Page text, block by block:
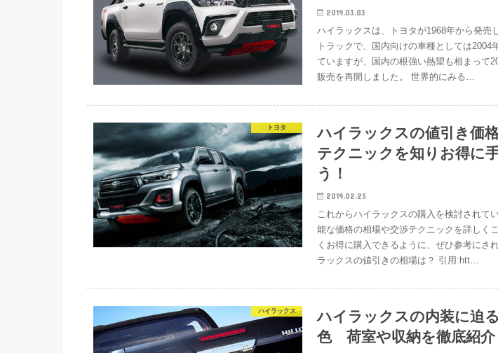
2019.03.03
ハイラックスは、トヨタが1968年から発売
トラックで、国内向けの車種としては2004
ていますが、国内の根強い熱望も相まって
販売を再開しました。 世界的にみる…
トヨタ
ハイラックスの値引き価
テクニックを知りお得に
う！
2019.02.25
これからハイラックスの購入を検討されて
能な価格の相場や交渉テクニックを詳しく
くお得に購入できるように、ぜひ参考にさ
ラックスの値引きの相場は？ 引用:htt…
ハイラックス
ハイラックスの内装に迫
色 荷室や収納を徹底紹介